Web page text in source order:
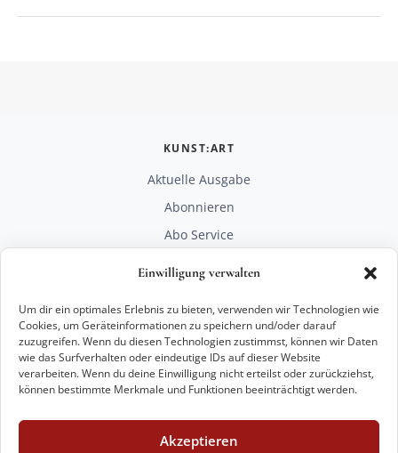
Einwilligung verwalten
Um dir ein optimales Erlebnis zu bieten, verwenden wir Technologien wie
Cookies, um Geräteinformationen zu speichern und/oder darauf
zuzugreifen. Wenn du diesen Technologien zustimmst, können wir Daten
wie das Surfverhalten oder eindeutige IDs auf dieser Website
verarbeiten. Wenn du deine Einwilligung nicht erteilst oder zurückziehst,
können bestimmte Merkmale und Funktionen beeinträchtigt werden.
Akzeptieren
KUNST:ART
Aktuelle Ausgabe
Abonnieren
Abo Service
RECHTLICHES
Impressum
Datenschutz
KONTAKT
+49 221 29 28 27 21